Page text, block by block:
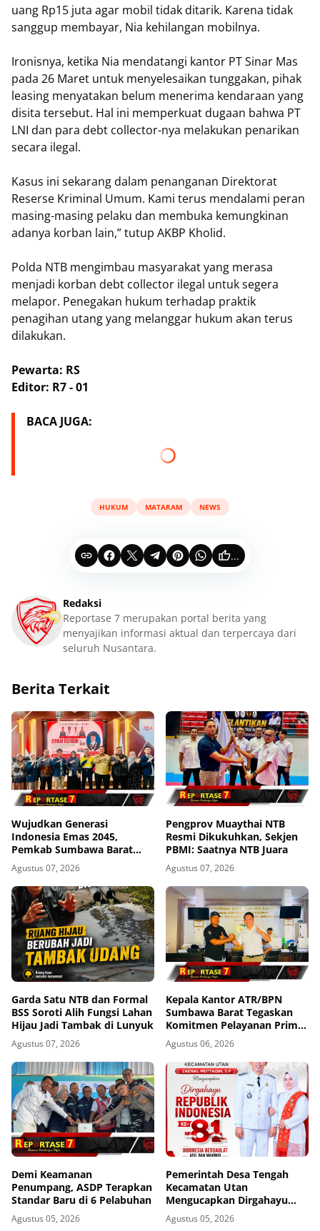
uang Rp15 juta agar mobil tidak ditarik. Karena tidak
sanggup membayar, Nia kehilangan mobilnya.
Ironisnya, ketika Nia mendatangi kantor PT Sinar Mas
pada 26 Maret untuk menyelesaikan tunggakan, pihak
leasing menyatakan belum menerima kendaraan yang
disita tersebut. Hal ini memperkuat dugaan bahwa PT
LNI dan para debt collector-nya melakukan penarikan
secara ilegal.
Kasus ini sekarang dalam penanganan Direktorat
Reserse Kriminal Umum. Kami terus mendalami peran
masing-masing pelaku dan membuka kemungkinan
adanya korban lain,” tutup AKBP Kholid.
Polda NTB mengimbau masyarakat yang merasa
menjadi korban debt collector ilegal untuk segera
melapor. Penegakan hukum terhadap praktik
penagihan utang yang melanggar hukum akan terus
dilakukan.
Pewarta: RS
Editor: R7 - 01
BACA JUGA:
HUKUM MATARAM NEWS
...
Redaksi
Reportase 7 merupakan portal berita yang
menyajikan informasi aktual dan terpercaya dari
seluruh Nusantara.
Berita Terkait
Wujudkan Generasi
Indonesia Emas 2045,
Pemkab Sumbawa Barat
Perkuat Komitmen Lewat
Seminar Kesehatan 1.000
HPK
Agustus 07, 2026
Pengprov Muaythai NTB
Resmi Dikukuhkan, Sekjen
PBMI: Saatnya NTB Juara
Agustus 07, 2026
Garda Satu NTB dan Formal
BSS Soroti Alih Fungsi Lahan
Hijau Jadi Tambak di Lunyuk
Agustus 07, 2026
Kepala Kantor ATR/BPN
Sumbawa Barat Tegaskan
Komitmen Pelayanan Prima
dan Buka Pintu Pengaduan
Masyarakat
Agustus 06, 2026
Demi Keamanan
Penumpang, ASDP Terapkan
Standar Baru di 6 Pelabuhan
Agustus 05, 2026
Pemerintah Desa Tengah
Kecamatan Utan
Mengucapkan Dirgahayu
Republik Indonesia ke-81
Agustus 05, 2026